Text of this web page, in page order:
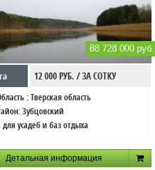
88 728 000 руб.
12 000 РУБ. / ЗА СОТКУ
:Тверская область
Зубцовский
усадеб и баз отдыха
Детальная информация